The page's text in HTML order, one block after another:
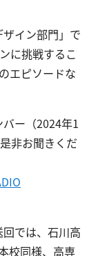
イン部門」で
に挑戦するこ
エピソードな
ー（2024年1
非お聞きくだ
では、石川高
校同様、高専